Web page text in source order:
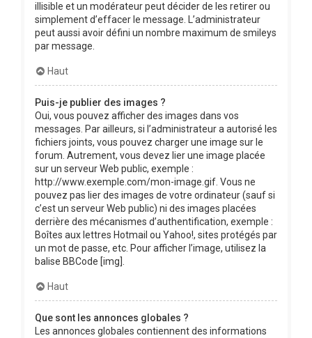
illisible et un modérateur peut décider de les retirer ou
simplement d’effacer le message. L’administrateur
peut aussi avoir défini un nombre maximum de smileys
par message.
Haut
Puis-je publier des images ?
Oui, vous pouvez afficher des images dans vos
messages. Par ailleurs, si l’administrateur a autorisé les
fichiers joints, vous pouvez charger une image sur le
forum. Autrement, vous devez lier une image placée
sur un serveur Web public, exemple :
http://www.exemple.com/mon-image.gif. Vous ne
pouvez pas lier des images de votre ordinateur (sauf si
c’est un serveur Web public) ni des images placées
derrière des mécanismes d’authentification, exemple :
Boîtes aux lettres Hotmail ou Yahoo!, sites protégés par
un mot de passe, etc. Pour afficher l’image, utilisez la
balise BBCode [img].
Haut
Que sont les annonces globales ?
Les annonces globales contiennent des informations